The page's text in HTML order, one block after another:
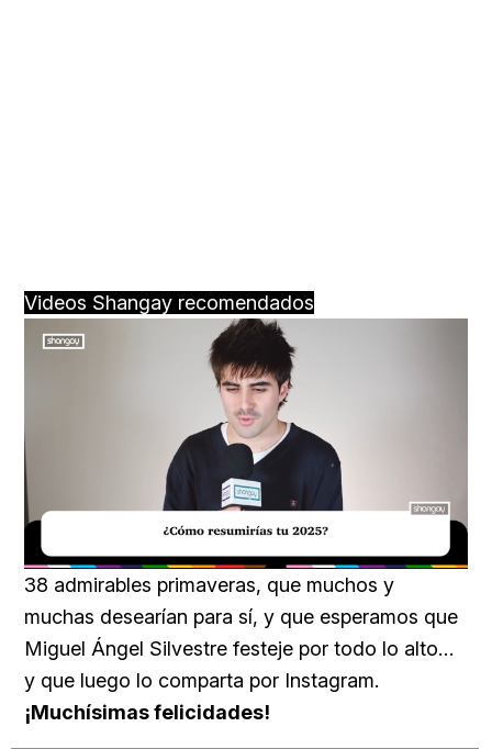
Videos Shangay recomendados
Unmute Loaded:
29.51%
38 admirables primaveras, que muchos y
muchas desearían para sí, y que esperamos que
Miguel Ángel Silvestre festeje por todo lo alto…
y que luego lo comparta por Instagram.
¡Muchísimas felicidades!